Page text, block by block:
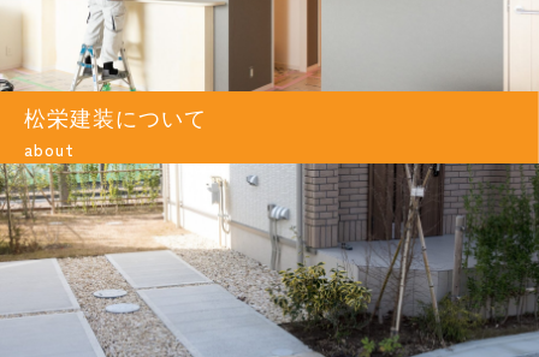
松栄建装について
about